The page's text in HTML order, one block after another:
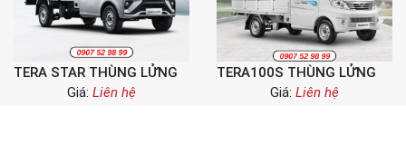
TERA STAR THÙNG LỬNG
Giá: Liên hệ
TERA100S THÙNG LỬNG
Giá: Liên hệ